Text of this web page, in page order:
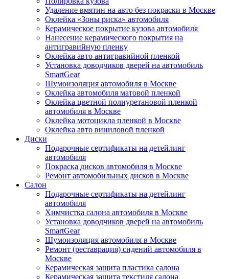
Удаление вмятин на авто без покраски в Москве
Оклейка «Зоны риска» автомобиля
Керамическое покрытие кузова автомобиля
Нанесение керамического покрытия на
антигравийную пленку
Оклейка авто антигравийной пленкой
Установка доводчиков дверей на автомобиль
SmartGear
Шумоизоляция автомобиля в Москве
Оклейка автомобиля матовой пленкой
Оклейка цветной полиуретановой пленкой
автомобиля в Москве
Оклейка мотоцикла пленкой в Москве
Оклейка авто виниловой пленкой
Диски
Подарочные сертификаты на детейлинг
автомобиля
Покраска дисков автомобиля в Москве
Ремонт автомобильных дисков в Москве
Салон
Подарочные сертификаты на детейлинг
автомобиля
Химчистка салона автомобиля в Москве
Установка доводчиков дверей на автомобиль
SmartGear
Шумоизоляция автомобиля в Москве
Ремонт (реставрация) сидений автомобиля в
Москве
Керамическая защита пластика салона
Керамическая защита текстиля салона